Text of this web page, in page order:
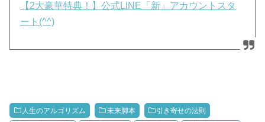
【2大豪華特典！】公式LINE「新」アカウントスタ
ート(^^)
人生のアルゴリズム 未来脚本 引き寄せの法則